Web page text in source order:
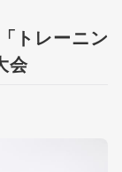
トレーニン
会